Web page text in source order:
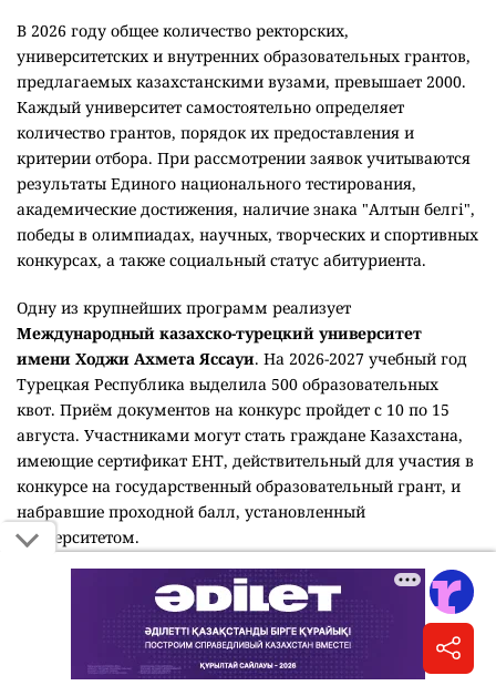
В 2026 году общее количество ректорских,
университетских и внутренних образовательных грантов,
предлагаемых казахстанскими вузами, превышает 2000.
Каждый университет самостоятельно определяет
количество грантов, порядок их предоставления и
критерии отбора. При рассмотрении заявок учитываются
результаты Единого национального тестирования,
академические достижения, наличие знака "Алтын белгі",
победы в олимпиадах, научных, творческих и спортивных
конкурсах, а также социальный статус абитуриента.
Одну из крупнейших программ реализует
Международный казахско-турецкий университет
имени Ходжи Ахмета Яссауи. На 2026-2027 учебный год
Турецкая Республика выделила 500 образовательных
квот. Приём документов на конкурс пройдет с 10 по 15
августа. Участниками могут стать граждане Казахстана,
имеющие сертификат ЕНТ, действительный для участия в
конкурсе на государственный образовательный грант, и
набравшие проходной балл, установленный
университетом.
Кызылординский университет имени Коркыт ата
выделил 125 внутренних грантов победителям олимпиад
по IT-направлениям, проектов и конкурсов среди
талантливых школьников. Кроме того, два выпускника